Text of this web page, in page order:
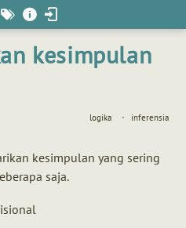
kesimpulan
logika inferensia
kesimpulan yang sering
saja.